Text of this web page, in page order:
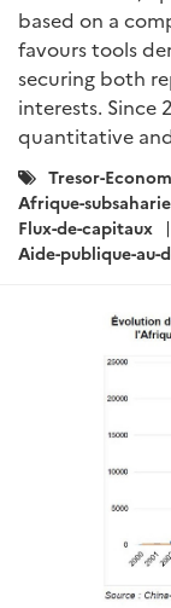
based on a
favours tools
securing both
interests. Since
quantitative
Catégories
:
Tresor-
Afrique-
Flux-de-capitaux
Aide-publique-au-